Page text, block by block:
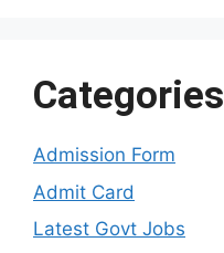
Categories
Admission Form
Admit Card
Latest Govt Jobs